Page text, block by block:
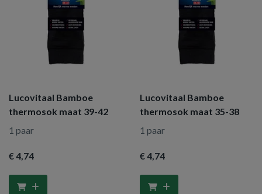
Lucovitaal Bamboe
thermosok maat 39-42
1 paar
€ 4,74
Lucovitaal Bamboe
thermosok maat 35-38
1 paar
€ 4,74